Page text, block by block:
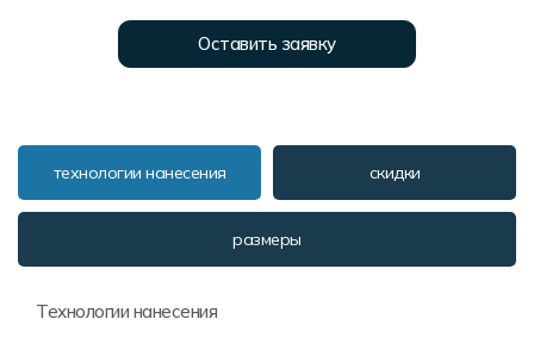
Оставить заявку
технологии нанесения скидки
размеры
Технологии нанесения
Форма в наличии
Распродажа
Реквизиты
Система скидок и наценок
Пользовательское соглашение